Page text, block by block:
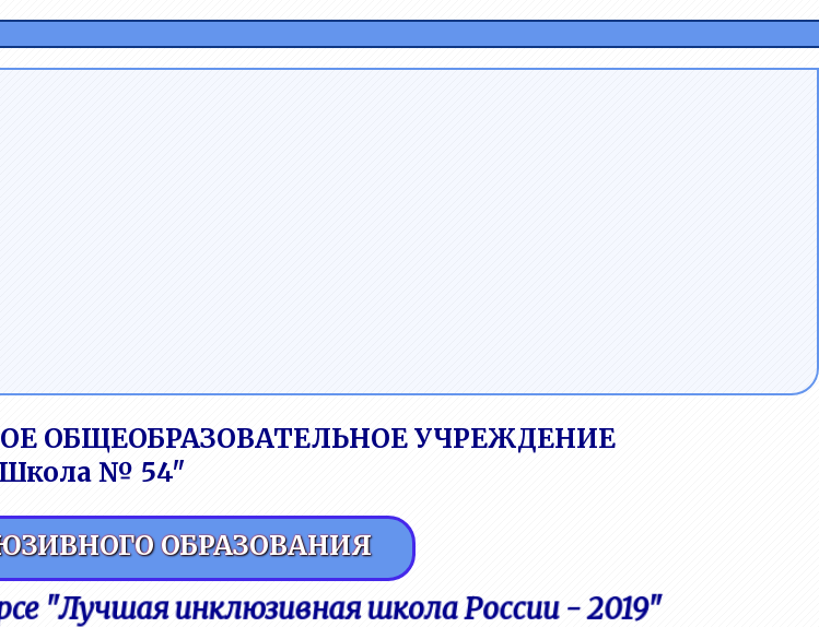
ОБЩЕОБРАЗОВАТЕЛЬНОЕ УЧРЕЖДЕНИЕ
№ 54"
ОБРАЗОВАНИЯ
БОЛЬШЕ?
"Лучшая инклюзивная школа России - 2019"